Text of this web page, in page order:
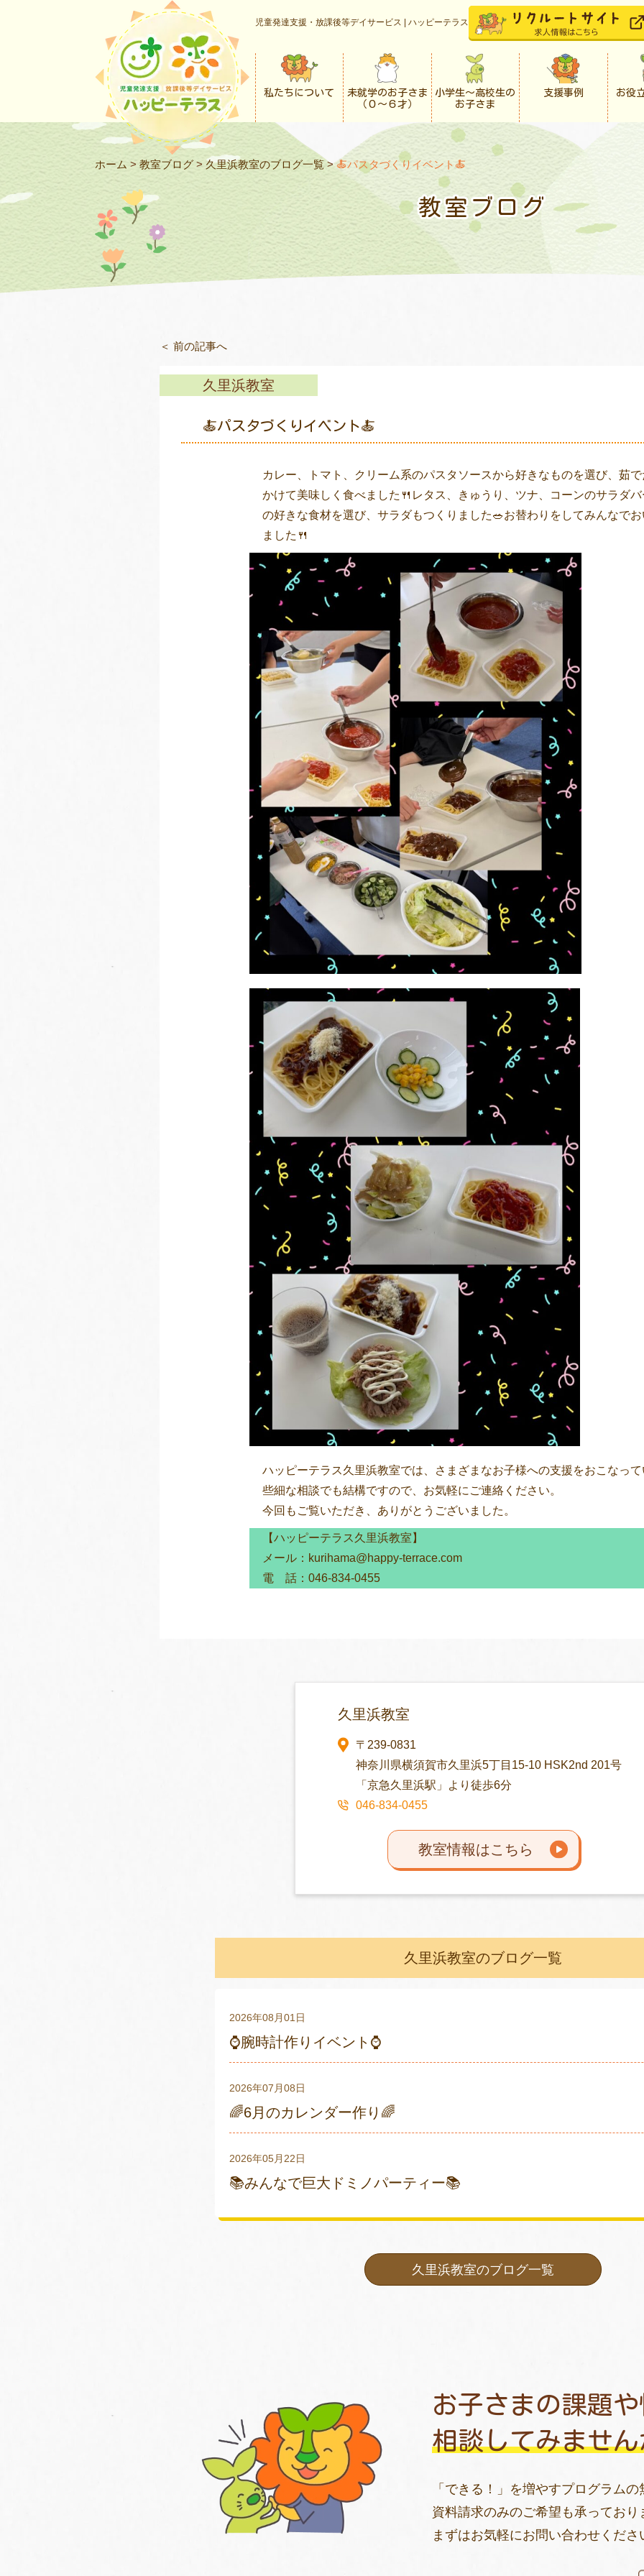
児童発達支援・放課後等デイサービス | ハッピーテラス
私たちについて
未就学のお子さま
（０〜６才）
小学生〜高校生の
お子さま
支援事例 お役
ホーム > 教室ブログ > 久里浜教室のブログ一覧>🍝パスタづくりイベント🍝
教室ブログ
＜ 前の記事へ
久里浜教室
🍝パスタづくりイベント🍝
カレー、トマト、クリーム系のパスタソースから好きなものを選び、茹
かけて美味しく食べました🍴レタス、きゅうり、ツナ、コーンのサラダ
の好きな食材を選び、サラダもつくりました🥗お替わりをしてみんなで
ました🍴
ハッピーテラス久里浜教室では、さまざまなお子様への支援をおこなっ
些細な相談でも結構ですので、お気軽にご連絡ください。
今回もご覧いただき、ありがとうございました。
【ハッピーテラス久里浜教室】
メール：kurihama@happy-terrace.com
電 話：046-834-0455
久里浜教室
〒239-0831
神奈川県横須賀市久里浜5丁目15-10 HSK2nd 201号
「京急久里浜駅」より徒歩6分
046-834-0455
教室情報はこちら
久里浜教室のブログ一覧
2026年08月01日
⌚腕時計作りイベント⌚
2026年07月08日
🌈6月のカレンダー作り🌈
2026年05月22日
📚みんなで巨大ドミノパーティー📚
久里浜教室のブログ一覧
お子さまの課題
相談してみませ
「できる！」を増やすプログラム
資料請求のみのご希望も承っており
まずはお気軽にお問い合わせくださ